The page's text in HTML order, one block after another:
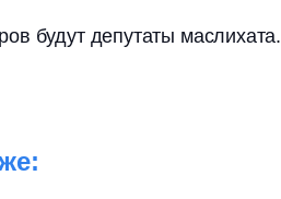
будут депутаты маслихата.